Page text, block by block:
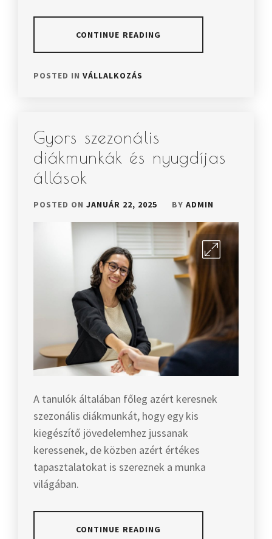
CONTINUE READING
POSTED IN VÁLLALKOZÁS
Gyors szezonális
diákmunkák és nyugdíjas
állások
POSTED ON JANUÁR 22, 2025 BY ADMIN
A tanulók általában főleg azért keresnek
szezonális diákmunkát, hogy egy kis
kiegészítő jövedelemhez jussanak
keressenek, de közben azért értékes
tapasztalatokat is szereznek a munka
világában.
CONTINUE READING